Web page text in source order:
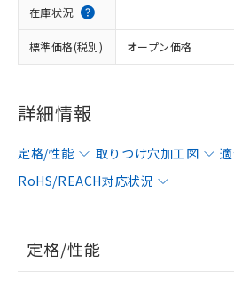
在庫状況
標準価格(税別) オープン価格
詳細情報
定格/性能 取りつけ穴加工図
RoHS/REACH対応状況
定格/性能